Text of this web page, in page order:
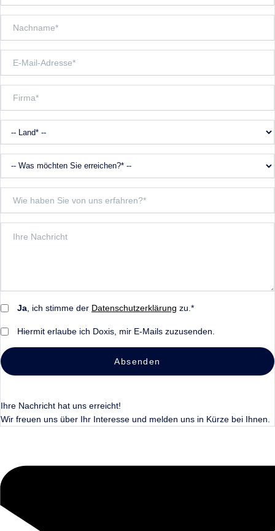
Ja , ich stimme der Datenschutzerklärung zu.*
Hiermit erlaube ich Doxis, mir E-Mails zuzusenden.
Absenden
Ihre Nachricht hat uns erreicht!
Wir freuen uns über Ihr Interesse und melden uns in Kürze bei Ihnen.